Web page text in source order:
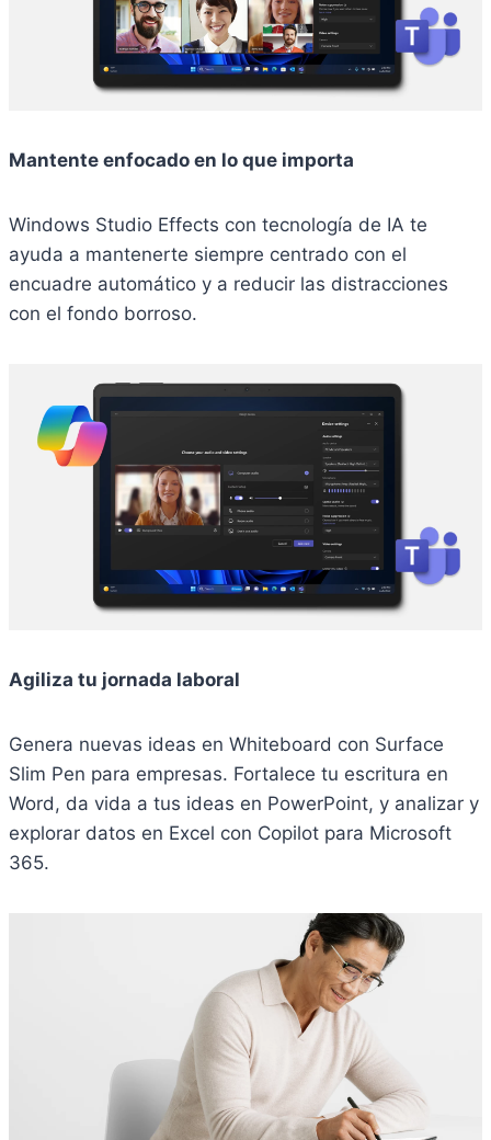
Mantente enfocado en lo que importa
Windows Studio Effects con tecnología de IA te
ayuda a mantenerte siempre centrado con el
encuadre automático y a reducir las distracciones
con el fondo borroso.
Agiliza tu jornada laboral
Genera nuevas ideas en Whiteboard con Surface
Slim Pen para empresas. Fortalece tu escritura en
Word, da vida a tus ideas en PowerPoint, y analizar y
explorar datos en Excel con Copilot para Microsoft
365.